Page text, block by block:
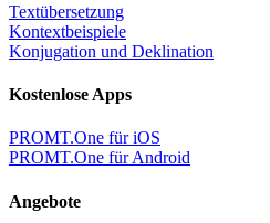
Textübersetzung
Kontextbeispiele
Konjugation und Deklination
Kostenlose Apps
PROMT.One für iOS
PROMT.One für Android
Angebote